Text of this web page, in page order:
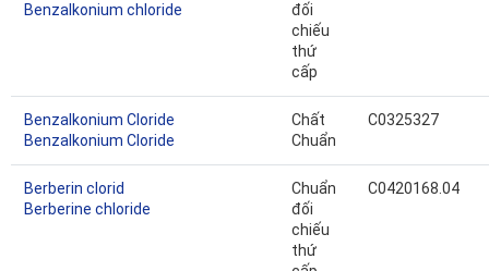
Benzalkonium chloride
đối
chiếu
thứ
cấp
Benzalkonium Cloride
Benzalkonium Cloride
Chất
Chuẩn
C0325327
Berberin clorid
Berberine chloride
Chuẩn
đối
chiếu
thứ
C0420168.04